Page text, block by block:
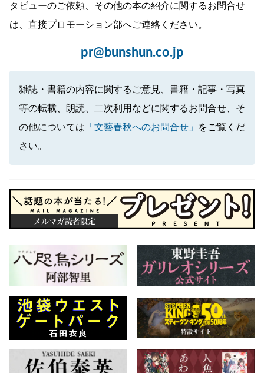
タビューのご依頼、その他の本の紹介に関するお問合せ
は、直接プロモーション部へご連絡ください。
pr@bunshun.co.jp
雑誌・書籍の内容に関するご意見、書籍・記事・写真
等の転載、朗読、二次利用などに関するお問合せ、そ
の他については 「文藝春秋へのお問合せ」
をご覧くだ
さい。